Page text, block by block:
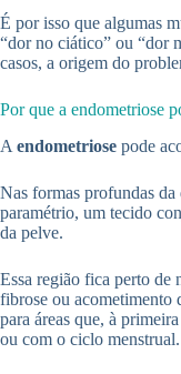
É por isso que algumas
“dor no ciático” ou “dor
casos, a origem do
Por que a endometriose
A endometriose pode
Nas formas profundas
paramétrio, um tecido
da pelve.
Essa região fica perto de
fibrose ou acometimento
para áreas que, à
ou com o ciclo menstrual.